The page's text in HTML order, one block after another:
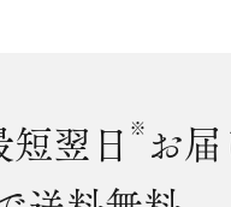
翌日 ※ お届